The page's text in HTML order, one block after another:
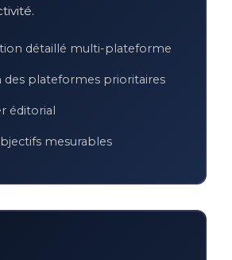
détaillé multi-plateforme
des plateformes prioritaires
éditorial
mesurables